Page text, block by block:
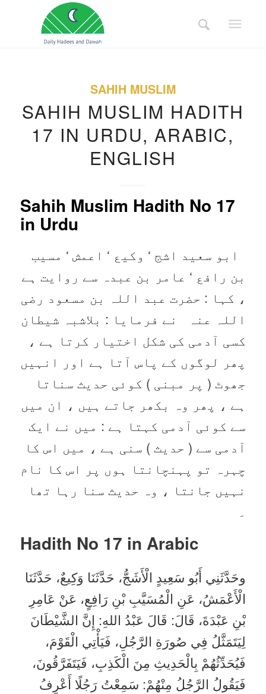
SAHIH MUSLIM
SAHIH MUSLIM HADITH
17 IN URDU, ARABIC,
ENGLISH
Sahih Muslim Hadith No 17
in Urdu
ابو سعید اشج ‘ وکیع ‘ اعمش ‘ مسیب
بن رافع ‘ عامر بن عبدہ سے روایت ہے
، کہا : حضرت عبد اللہ بن مسعود ‌رضی
‌اللہ ‌عنہ ‌ ‌ نے فرمایا : بلاشبہ شیطان
کسی آدمی کی شکل اختیار کرتا ہے ،
پھر لوگوں کے پاس آتا ہے اور انہیں
جھوٹ ( پر مبنی ) کوئی حدیث سناتا
ہے ، پھر وہ بکھر جاتے ہیں ، ان میں
سے کوئی آدمی کہتا ہے : میں نے ایک
آدمی سے ( حدیث ) سنی ہے ، میں اس کا
چہرہ تو پہنچانتا ہوں پر اس کا نام
نہیں جانتا ، وہ حدیث سنا رہا تھا
۔
Hadith No 17 in Arabic
وحَدَّثَنِي أَبُو سَعِيدٍ الْأَشَجُّ، حَدَّثَنَا وَكِيعٌ، حَدَّثَنَا
الْأَعْمَشُ، عَنِ الْمُسَيَّبِ بْنِ رَافِعٍ، عَنْ عَامِرِ
بْنِ عَبْدَةَ، قَالَ: قَالَ عَبْدُ اللهِ: إِنَّ الشَّيْطَانَ
لِيَتَمَثَّلُ فِي صُورَةِ الرَّجُلِ، فَيَأْتِي الْقَوْمَ،
فَيُحَدِّثُهُمْ بِالْحَدِيثِ مِنَ الْكَذِبِ، فَيَتَفَرَّقُونَ،
فَيَقُولُ الرَّجُلُ مِنْهُمْ: سَمِعْتُ رَجُلًا أَعْرِفُ